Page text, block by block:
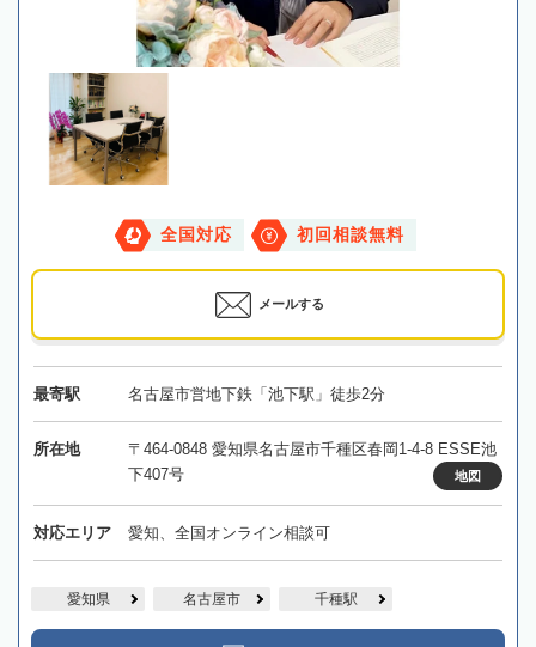
全国対応 初回相談無料
メールする
最寄駅 名古屋市営地下鉄「池下駅」徒歩2分
所在地
〒464-0848 愛知県名古屋市千種区春岡1-4-8 ESSE池
下407号
地図
対応エリア 愛知、全国オンライン相談可
愛知県 名古屋市 千種駅